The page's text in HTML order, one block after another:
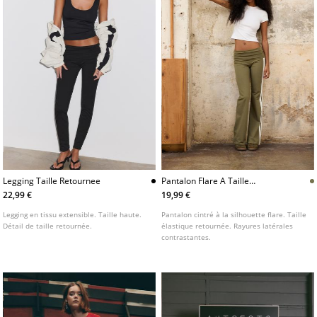
Legging Taille Retournee
22,99 €
Legging en tissu extensible. Taille haute.
Détail de taille retournée.
Pantalon Flare A Taille
Retournee
19,99 €
Pantalon cintré à la silhouette flare. Taille
élastique retournée. Rayures latérales
contrastantes.